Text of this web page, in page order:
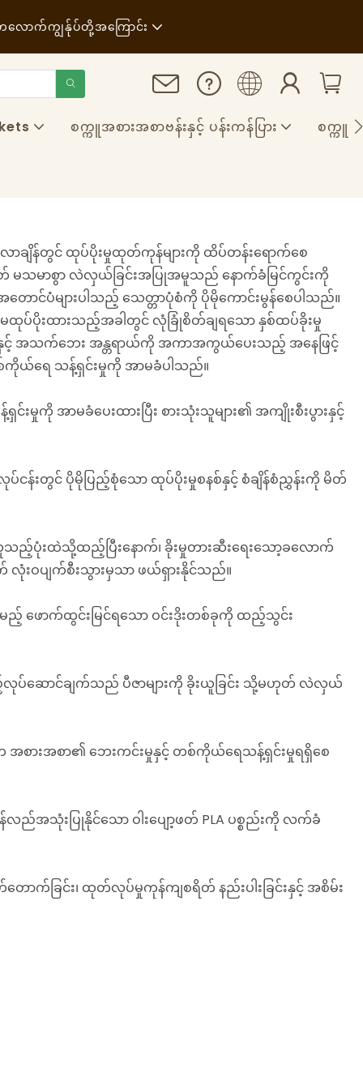
ောက်ကျွန်ုပ်တို့အကြောင်း
သတင်းများ
စက္ကူအစားအစာဗန်းနှင့် ပန်းကန်ပြား စက္ကူ
ာချိန်တွင် ထုပ်ပိုးမှုထုတ်ကုန်များကို ထိပ်တန်းရောက်စေ
တ် မသမာစွာ လဲလှယ်ခြင်းအပြုအမူသည် နောက်ခံမြင်ကွင်းကို
ောင်ပံများပါသည့် သေတ္တာပုံစံကို ပိုမိုကောင်းမွန်စေပါသည်။
ပိုးထားသည့်အခါတွင် လုံခြုံစိတ်ချရသော နှစ်ထပ်ခိုးမှု
ားနှင့် အသက်ဘေး အန္တရာယ်ကို အကာအကွယ်ပေးသည့် အနေဖြင့်
ကိုယ်ရေ သန့်ရှင်းမှုကို အာမခံပါသည်။
အာမခံပေးထားပြီး စားသုံးသူများ၏ အကျိုးစီးပွားနှင့်
းတွင် ပိုမိုပြည့်စုံသော ထုပ်ပိုးမှုစနစ်နှင့် စံချိန်စံညွှန်းကို မိတ်
ည့်ပုံးထဲသို့ထည့်ပြီးနောက်၊ ခိုးမှုတားဆီးရေးသော့ခလောက်
ဝပျက်စီးသွားမှသာ ဖယ်ရှားနိုင်သည်။
ည့် ဖောက်ထွင်းမြင်ရသော ဝင်းဒိုးတစ်ခုကို ထည့်သွင်း
လုပ်ဆောင်ချက်သည် ပီဇာများကို ခိုးယူခြင်း သို့မဟုတ် လဲလှယ်
အစားအစာ၏ ဘေးကင်းမှုနှင့် တစ်ကိုယ်ရေသန့်ရှင်းမှုရရှိစေ
အသုံးပြုနိုင်သော ဝါးပျော့ဖတ် PLA ပစ္စည်းကို လက်ခံ
က်ခြင်း၊ ထုတ်လုပ်မှုကုန်ကျစရိတ် နည်းပါးခြင်းနှင့် အစိမ်း